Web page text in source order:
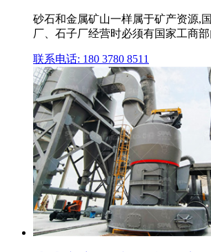
砂石和金属矿山一样属于矿产资源,
厂、石子厂经营时必须有国家工商
联系电话: 180 3780 8511